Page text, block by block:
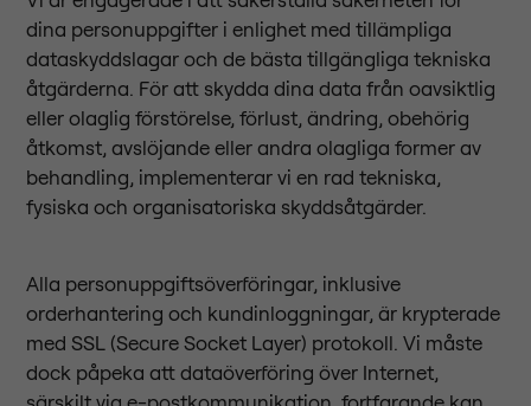
dina personuppgifter i enlighet med tillämpliga
dataskyddslagar och de bästa tillgängliga tekniska
åtgärderna. För att skydda dina data från oavsiktlig
eller olaglig förstörelse, förlust, ändring, obehörig
åtkomst, avslöjande eller andra olagliga former av
behandling, implementerar vi en rad tekniska,
fysiska och organisatoriska skyddsåtgärder.
Alla personuppgiftsöverföringar, inklusive
orderhantering och kundinloggningar, är krypterade
med SSL (Secure Socket Layer) protokoll. Vi måste
dock påpeka att dataöverföring över Internet,